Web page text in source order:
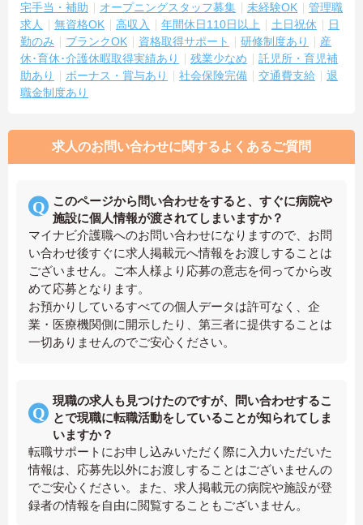
宅手当・補助
オープニングスタッフ募集 未経験OK
管理職
求人
無資格OK 高収入 年間休日110日以上 土日祝休
日
勤のみ
ブランクOK 資格取得サポート 研修制度あり
産
休･育休･介護休暇取得実績あり
残業少なめ
託児所・育児補
助あり
ボーナス・賞与あり 社会保険完備 交通費支給
退
職金制度あり
求人のお問い合わせに関するよくあるご質問
このページから問い合わせをすると、すぐに病院や
施設に個人情報が渡されてしまいますか？
マイナビ介護職へのお問い合わせになりますので、お問
い合わせ後すぐに求人掲載元へ情報をお渡しすることは
ございません。ご本人様より応募の意志を伺ってから改
めて応募となります。
お預かりしているすべての個人データは許可なく、企
業・医療機関側に開示したり、第三者に提供することは
一切ありませんのでご安心ください。
現職の求人も見つけたのですが、問い合わせするこ
とで現職に転職活動をしていることが知られてしま
いますか？
転職サポートにお申し込みいただく際に入力いただいた
情報は、応募先以外にお渡しすることはございませんの
でご安心ください。また、求人掲載元の病院や施設が登
録者の情報を自由に閲覧することもございません。